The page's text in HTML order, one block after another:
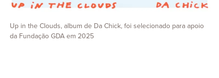
Up in the Clouds, album de Da Chick, foi selecionado para apoio
da Fundação GDA em 2025